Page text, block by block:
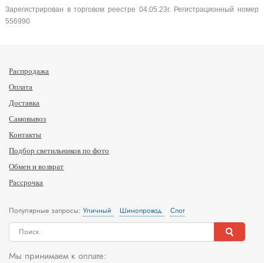
Зарегистрирован в торговом реестре 04.05.23г. Регистрационный номер
556990
Распродажа
Оплата
Доставка
Самовывоз
Контакты
Подбор светильников по фото
Обмен и возврат
Рассрочка
Популярные запросы:Уличный Шинопровод Спот
Мы принимаем к оплате: